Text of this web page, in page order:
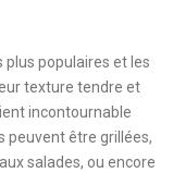
plus populaires et les
texture tendre et
incontournable
peuvent être grillées,
salades, ou encore